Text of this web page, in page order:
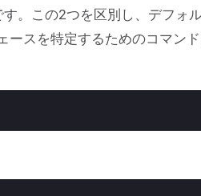
。この2つを区別し、デフォ
ースを特定するためのコマン